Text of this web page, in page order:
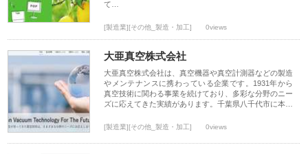
て…
[製造業][その他_製造・加工] 0views
大亜真空株式会社
大亜真空株式会社は、真空機器や真空計測器などの製造
やメンテナンスに携わっている企業です。1931年から
真空技術に関わる事業を続けており、多彩な分野のニー
ズに応えてきた実績があります。千葉県八千代市に本…
[製造業][その他_製造・加工] 0views